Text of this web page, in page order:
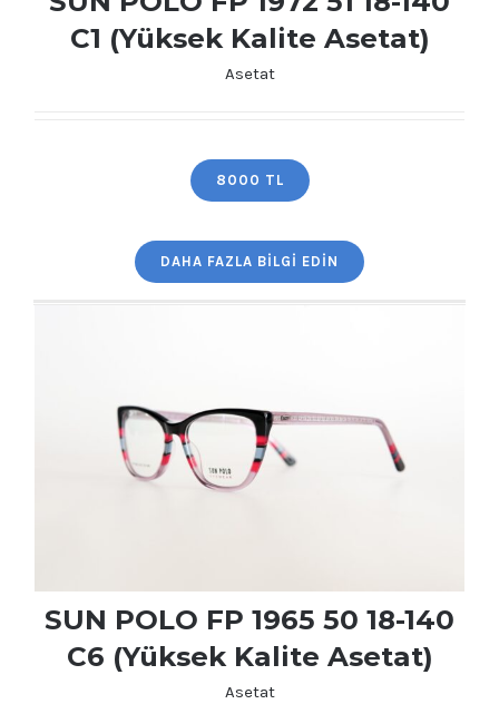
Kalite Asetat)
C1 (Yüksek Kalite Asetat)
Asetat
8000 TL
DAHA FAZLA BILGI EDIN
SUN POLO FP 1965 50 18-140
C6 (Yüksek Kalite Asetat)
Asetat